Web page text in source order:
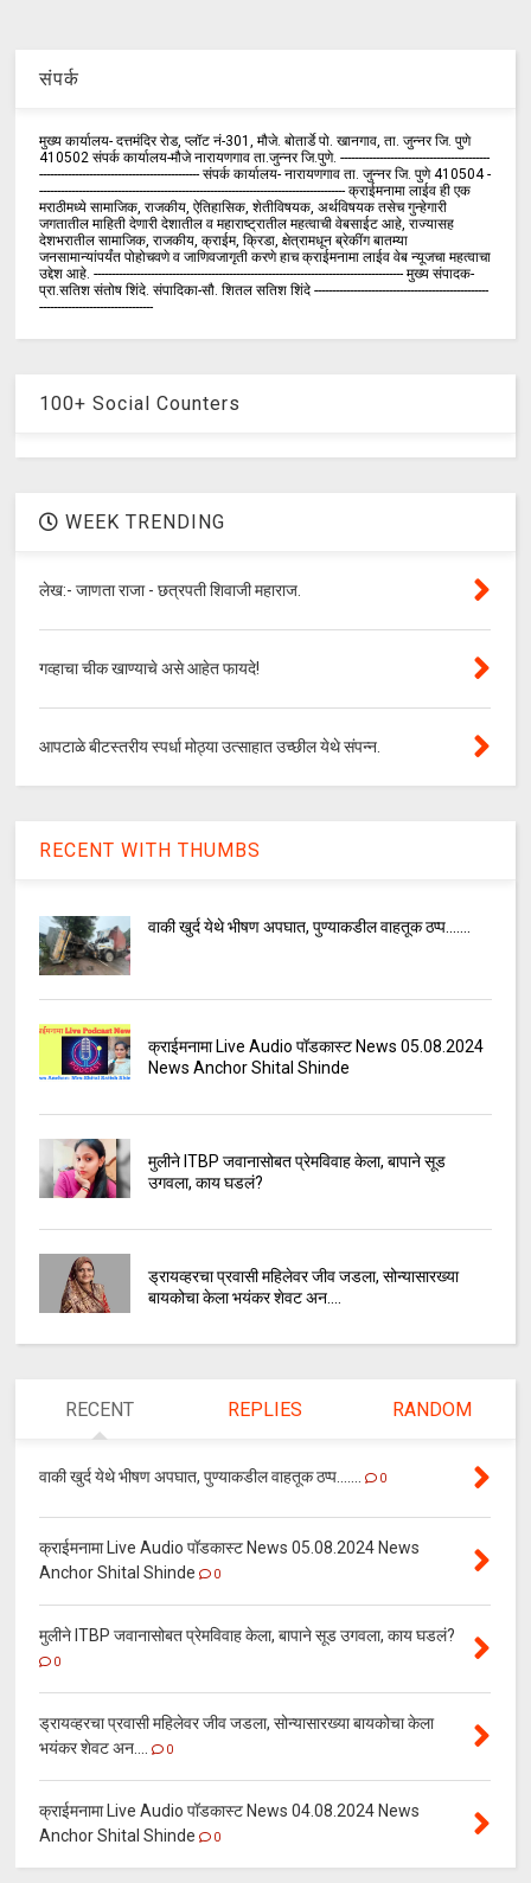
संपर्क
मुख्य कार्यालय- दत्तमंदिर रोड, प्लॉट नं-301, मौजे. बोतार्डे पो. खानगाव, ता. जुन्नर जि. पुणे
410502 संपर्क कार्य‍ालय-मौजे नारायणगाव ता.जुन्नर जि.पुणे. ------------------------------------------
--------------------------------------------- संपर्क कार्यालय- नारायणगाव ता. जुन्नर जि. पुणे 410504 -
-------------------------------------------------------------------------------------- क्राईमनामा लाईव ही एक
मराठीमध्ये सामाजिक, राजकीय, ऐतिहासिक, शेतीविषयक, अर्थविषयक तसेच गुन्हेगारी
जगतातील माहिती देणारी देशातील व महाराष्ट्रातील महत्वाची वेबसाईट आहे, राज्यासह
देशभरातील सामाजिक, राजकीय, क्राईम, क्रिडा, क्षेत्रामधून ब्रेकींग बातम्या
जनसामान्यांपर्यंत पोहोचवणे व जाणिवजागृती करणे हाच क्राईमनामा लाईव वेब न्यूजचा महत्वाचा
उद्देश आहे. --------------------------------------------------------------------------------------- मुख्य संपादक-
प्रा.सतिश संतोष शिंदे. संपादिका-सौ. शितल सतिश शिंदे -------------------------------------------------
--------------------------------
100+ Social Counters
WEEK TRENDING
लेख:- जाणता राजा - छत्रपती शिवाजी महाराज.
गव्हाचा चीक खाण्याचे असे आहेत फायदे!
आपटाळे बीटस्तरीय स्पर्धा मोठ्या उत्साहात उच्छील येथे संपन्न.
RECENT WITH THUMBS
वाकी खुर्द येथे भीषण अपघात, पुण्याकडील वाहतूक ठप्प.......
क्राईमनामा Live Audio पॉडकास्ट News 05.08.2024
News Anchor Shital Shinde
मुलीने ITBP जवानासोबत प्रेमविवाह केला, बापाने सूड
उगवला, काय घडलं?
ड्रायव्हरचा प्रवासी महिलेवर जीव जडला, सोन्यासारख्या
बायकोचा केला भयंकर शेवट अन....
RECENT REPLIES RANDOM
वाकी खुर्द येथे भीषण अपघात, पुण्याकडील वाहतूक ठप्प....... 0
क्राईमनामा Live Audio पॉडकास्ट News 05.08.2024 News
Anchor Shital Shinde
0
मुलीने ITBP जवानासोबत प्रेमविवाह केला, बापाने सूड उगवला, काय घडलं?
0
ड्रायव्हरचा प्रवासी महिलेवर जीव जडला, सोन्यासारख्या बायकोचा केला
भयंकर शेवट अन....
0
क्राईमनामा Live Audio पॉडकास्ट News 04.08.2024 News
Anchor Shital Shinde
0